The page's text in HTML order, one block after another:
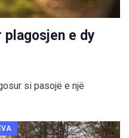
plagosjen e dy
si pasojë e një